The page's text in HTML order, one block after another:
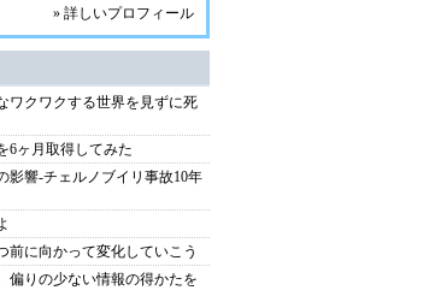
» 詳しいプロフィール
ワクワクする世界を見ずに死
6ヶ月取得してみた
影響-チェルノブイリ事故10年
前に向かって変化していこう
偏りの少ない情報の得かたを